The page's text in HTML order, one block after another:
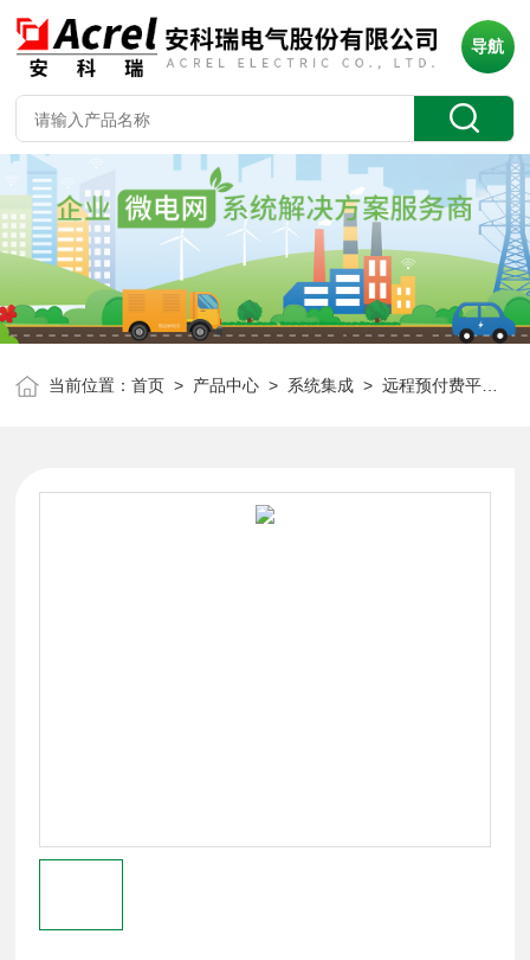
导航
当前位置：首页 > 产品中心 > 系统集成 >远程预付费平台